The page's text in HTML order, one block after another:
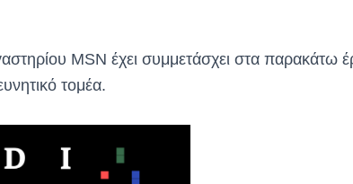
MSN έχει συμμετάσχει στα παρακάτω
τομέα.